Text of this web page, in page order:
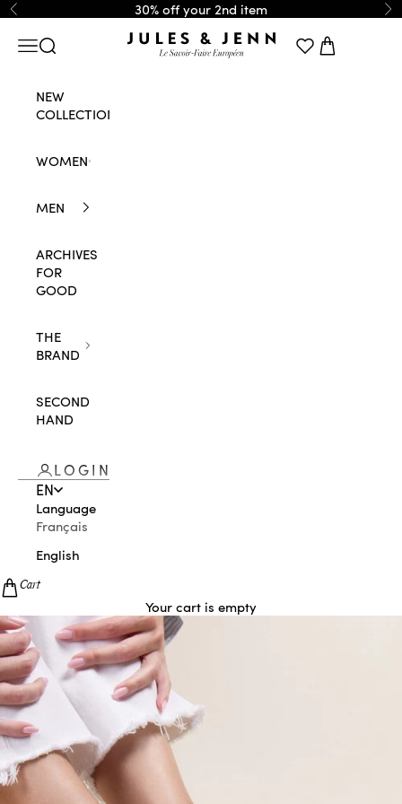
Skip to content
Previous 30% off your 2nd item
JULES & JENN
Navigation menu
Search Cart
NEW
COLLECTION
WOMEN
MEN
ARCHIVES
FOR
GOOD
THE
BRAND
SECOND
HAND
LOGIN
EN
Language
Français
English
Cart
Your cart is empty